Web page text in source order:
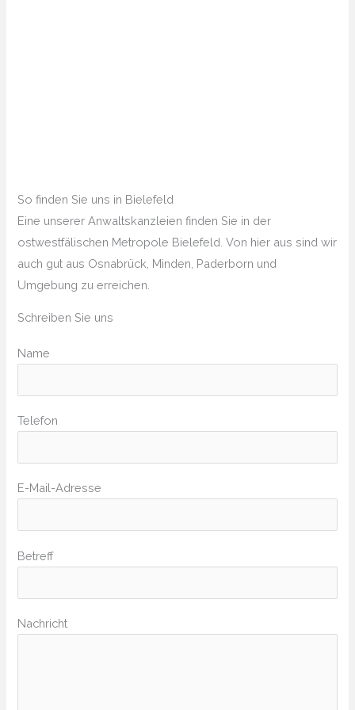
So finden Sie uns in Bielefeld
Eine unserer Anwaltskanzleien finden Sie in der
ostwestfälischen Metropole Bielefeld. Von hier aus sind wir
auch gut aus Osnabrück, Minden, Paderborn und
Umgebung zu erreichen.
Schreiben Sie uns
Bitte lasse dieses Feld leer.
Name
Telefon
Bitte lasse dieses Feld leer.
E-Mail-Adresse
Betreff
Nachricht